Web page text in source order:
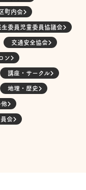
町内会
生委員児童委員協議会
交通安全協会
ン
講座・サークル
地理・歴史
他
会